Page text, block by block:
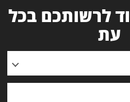
לרשותכם בכל
עת